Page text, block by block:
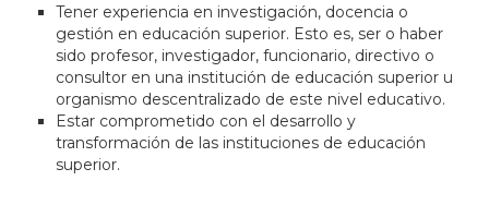
Tener experiencia en investigación, docencia o
gestión en educación superior. Esto es, ser o haber
sido profesor, investigador, funcionario, directivo o
consultor en una institución de educación superior u
organismo descentralizado de este nivel educativo.
Estar comprometido con el desarrollo y
transformación de las instituciones de educación
superior.